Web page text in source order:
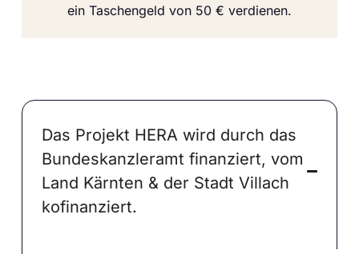
ein Taschengeld von 50 € verdienen.
Das Projekt HERA wird durch das
Bundeskanzleramt finanziert, vom
Land Kärnten & der Stadt Villach
kofinanziert.